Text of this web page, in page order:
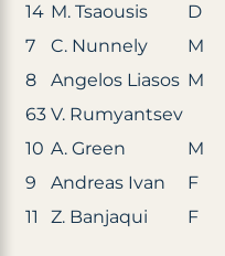
14 M. Tsaousis
D
7
C. Nunnely
M
8
Angelos Liasos M
63 V. Rumyantsev
10 A. Green
M
9
Andreas Ivan
F
11
Z. Banjaqui F